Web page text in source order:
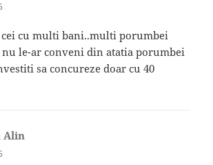
cu multi bani..multi porumbei
le-ar conveni din atatia porumbei
sa concureze doar cu 40
Alin